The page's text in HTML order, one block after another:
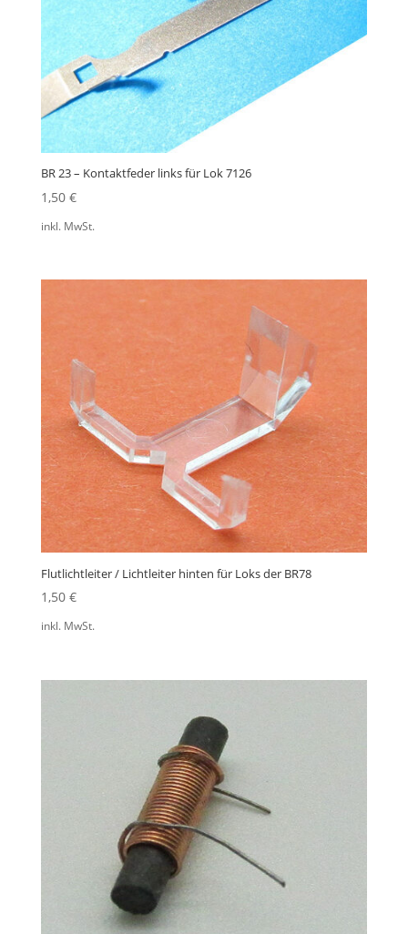
BR 23 – Kontaktfeder links für Lok 7126
1,50 €
inkl. MwSt.
Flutlichtleiter / Lichtleiter hinten für Loks der BR78
1,50 €
inkl. MwSt.